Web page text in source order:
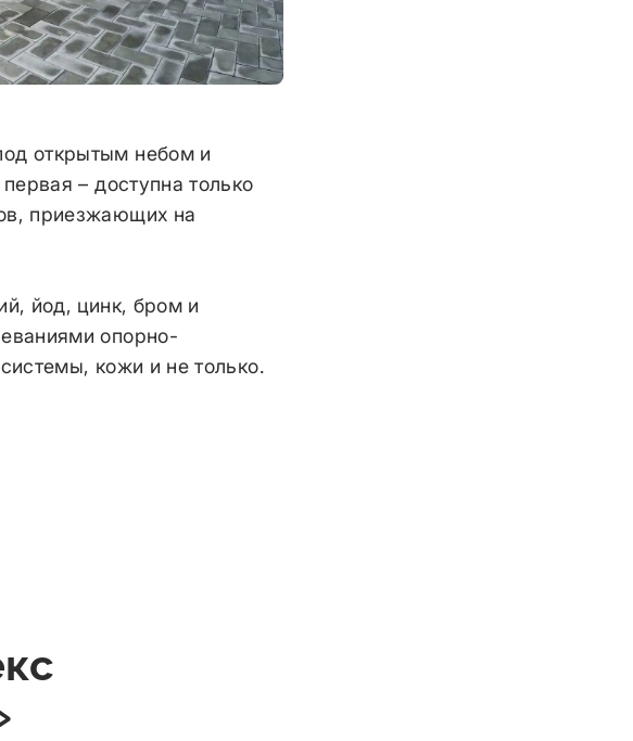
открытым небом и
– доступна только
приезжающих на
йод, цинк, бром и
опорно-
кожи и не только.